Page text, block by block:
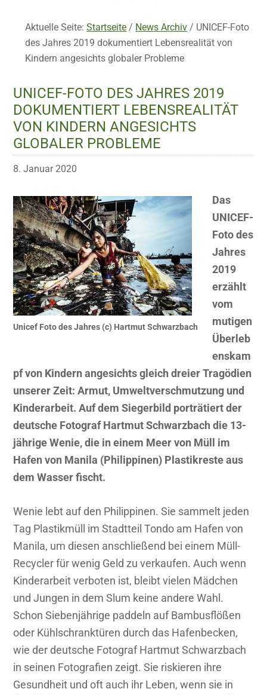
Aktuelle Seite:Startseite / News Archiv / UNICEF-Foto
des Jahres 2019 dokumentiert Lebensrealität von
Kindern angesichts globaler Probleme
UNICEF-FOTO DES JAHRES 2019
DOKUMENTIERT LEBENSREALITÄT
VON KINDERN ANGESICHTS
GLOBALER PROBLEME
8. Januar 2020
Unicef Foto des Jahres (c) Hartmut Schwarzbach
Das
UNICEF-
Foto des
Jahres
2019
erzählt
vom
mutigen
Überleb
enskam
pf von Kindern angesichts gleich dreier Tragödien
unserer Zeit: Armut, Umweltverschmutzung und
Kinderarbeit. Auf dem Siegerbild porträtiert der
deutsche Fotograf Hartmut Schwarzbach die 13-
jährige Wenie, die in einem Meer von Müll im
Hafen von Manila (Philippinen) Plastikreste aus
dem Wasser fischt.
Wenie lebt auf den Philippinen. Sie sammelt jeden
Tag Plastikmüll im Stadtteil Tondo am Hafen von
Manila, um diesen anschließend bei einem Müll-
Recycler für wenig Geld zu verkaufen. Auch wenn
Kinderarbeit verboten ist, bleibt vielen Mädchen
und Jungen in dem Slum keine andere Wahl.
Schon Siebenjährige paddeln auf Bambusflößen
oder Kühlschranktüren durch das Hafenbecken,
wie der deutsche Fotograf Hartmut Schwarzbach
in seinen Fotografien zeigt. Sie riskieren ihre
Gesundheit und oft auch ihr Leben, wenn sie in